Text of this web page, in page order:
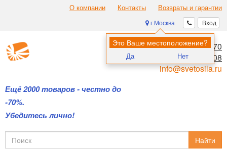
О компании Контакты Возвраты и гарантии
Вход
г Москва
Это Ваше местоположение?
Да Нет
Ещё 2000 товаров - честно до
-70%.
Убедитесь лично!
8 (495) 970-00-70
8 (800) 700-11-08
info@svetosila.ru
Найти